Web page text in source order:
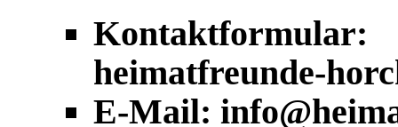
heimatfreunde-
E-Mail: